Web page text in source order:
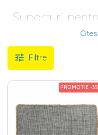
Suporturi
forme diferite
O masa nu este mai
mancare gustoasa, ci si
mici decoratiuni (farfurii,
cateva suporturi pentru
decoreze si sa
exista o gama variata de
farfurii (patrate, rotunde,
sau frunza).
Filtre
PROMOTIE -